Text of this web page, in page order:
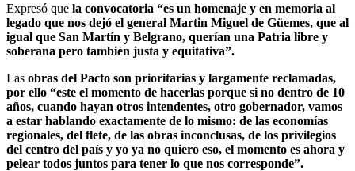
Expresó que la convocatoria “es un homenaje y en memoria al
legado que nos dejó el general Martin Miguel de Güemes, que al
igual que San Martín y Belgrano, querían una Patria libre y
soberana pero también justa y equitativa”.
Las obras del Pacto son prioritarias y largamente reclamadas,
por ello “este el momento de hacerlas porque si no dentro de 10
años, cuando hayan otros intendentes, otro gobernador, vamos
a estar hablando exactamente de lo mismo: de las economías
regionales, del flete, de las obras inconclusas, de los privilegios
del centro del país y yo ya no quiero eso, el momento es ahora y
pelear todos juntos para tener lo que nos corresponde”.